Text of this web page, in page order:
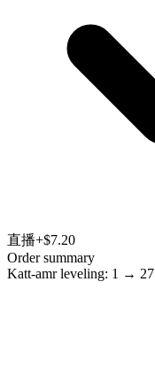
直播+$7.20
Order summary
Katt-amr leveling: 1 → 27